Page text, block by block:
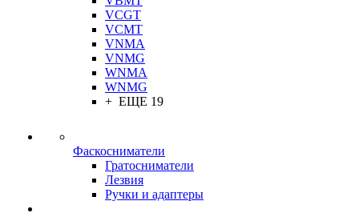
VCGT
VCMT
VNMA
VNMG
WNMA
WNMG
+ ЕЩЕ 19
Фаскосниматели
Гратосниматели
Лезвия
Ручки и адаптеры